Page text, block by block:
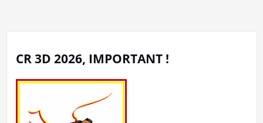
CR 3D 2026, IMPORTANT !